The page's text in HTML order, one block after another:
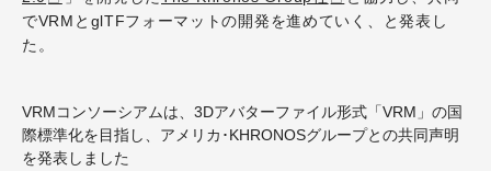
でVRMとglTFフォーマットの開発を進めていく、と発表し
た。
VRMコンソーシアムは、3Dアバターファイル形式「VRM」の国
際標準化を目指し、アメリカ･KHRONOSグループとの共同声明
を発表しました